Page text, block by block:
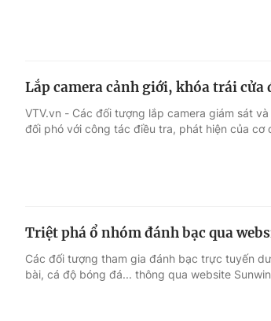
Lắp camera cảnh giới, khóa trái cửa
VTV.vn - Các đối tượng lắp camera giám sát
đối phó với công tác điều tra, phát hiện của cơ
Triệt phá ổ nhóm đánh bạc qua
Các đối tượng tham gia đánh bạc trực tuyến
bài, cá độ bóng đá... thông qua website